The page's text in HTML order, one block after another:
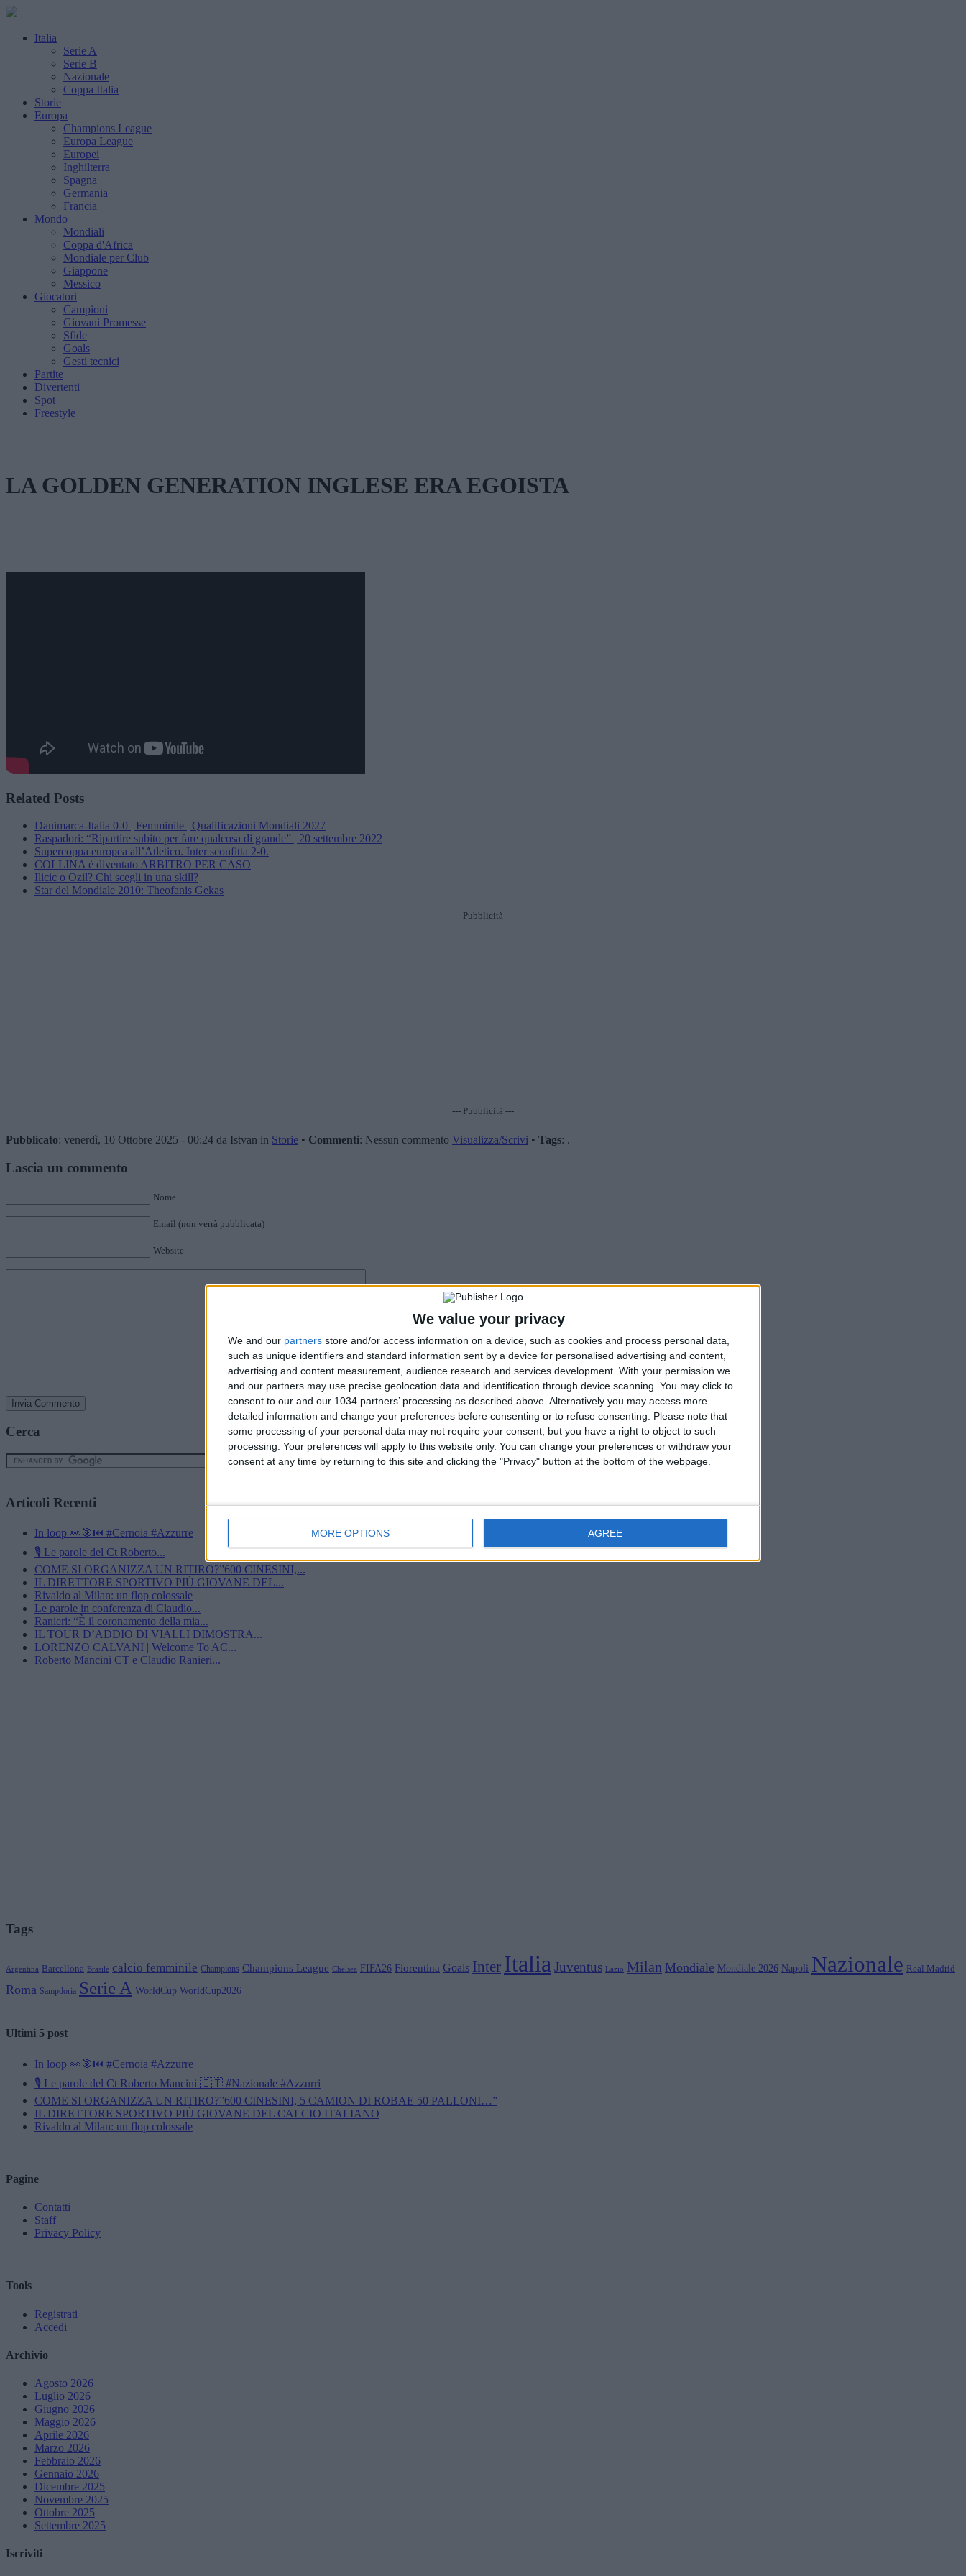
We value your privacy
We and our partners store and/or access information on a device, such as cookies and process personal data,
such as unique identifiers and standard information sent by a device for personalised advertising and content,
advertising and content measurement, audience research and services development. With your permission we
and our partners may use precise geolocation data and identification through device scanning. You may click to
consent to our and our 1034 partners’ processing as described above. Alternatively you may access more
detailed information and change your preferences before consenting or to refuse consenting.
Please note that
some processing of your personal data may not require your consent, but you have a right to object to such
processing. Your preferences will apply to this website only. You can change your preferences or withdraw your
consent at any time by returning to this site and clicking the "Privacy" button at the bottom of the webpage.
MORE OPTIONS AGREE
Italia
Serie A
Serie B
Nazionale
Coppa Italia
Storie
Europa
Champions League
Europa League
Europei
Inghilterra
Spagna
Germania
Francia
Mondo
Mondiali
Coppa d'Africa
Mondiale per Club
Giappone
Messico
Giocatori
Campioni
Giovani Promesse
Sfide
Goals
Gesti tecnici
Partite
Divertenti
Spot
Freestyle
LA GOLDEN GENERATION INGLESE ERA EGOISTA
Related Posts
Danimarca-Italia 0-0 | Femminile | Qualificazioni Mondiali 2027
Raspadori: “Ripartire subito per fare qualcosa di grande” | 20 settembre 2022
Supercoppa europea all’Atletico. Inter sconfitta 2-0.
COLLINA è diventato ARBITRO PER CASO
Ilicic o Ozil? Chi scegli in una skill?
Star del Mondiale 2010: Theofanis Gekas
--- Pubblicità ---
--- Pubblicità ---
Pubblicato: venerdì, 10 Ottobre 2025 - 00:24 da Istvan in Storie • Commenti: Nessun commento Visualizza/Scrivi • Tags: .
Lascia un commento
Nome
Email (non verrà pubblicata)
Website
Cerca
Articoli Recenti
In loop 👀🎯⏮️ #Cernoia #Azzurre
🎙️ Le parole del Ct Roberto...
COME SI ORGANIZZA UN RITIRO?”600 CINESINI,...
IL DIRETTORE SPORTIVO PIÙ GIOVANE DEL...
Rivaldo al Milan: un flop colossale
Le parole in conferenza di Claudio...
Ranieri: “È il coronamento della mia...
IL TOUR D’ADDIO DI VIALLI DIMOSTRA...
LORENZO CALVANI | Welcome To AC...
Roberto Mancini CT e Claudio Ranieri...
Tags
Argentina Barcellona Brasile calcio femminile Champions Champions League Chelsea FIFA26 Fiorentina Goals Inter Italia Juventus Lazio Milan Mondiale Mondiale 2026 Napoli Nazionale Real Madrid
Roma Sampdoria Serie A WorldCup WorldCup2026
Ultimi 5 post
In loop 👀🎯⏮️ #Cernoia #Azzurre
🎙️ Le parole del Ct Roberto Mancini 🇮🇹 #Nazionale #Azzurri
COME SI ORGANIZZA UN RITIRO?”600 CINESINI, 5 CAMION DI ROBAE 50 PALLONI…”
IL DIRETTORE SPORTIVO PIÙ GIOVANE DEL CALCIO ITALIANO
Rivaldo al Milan: un flop colossale
Pagine
Contatti
Staff
Privacy Policy
Tools
Registrati
Accedi
Archivio
Agosto 2026
Luglio 2026
Giugno 2026
Maggio 2026
Aprile 2026
Marzo 2026
Febbraio 2026
Gennaio 2026
Dicembre 2025
Novembre 2025
Ottobre 2025
Settembre 2025
Iscriviti